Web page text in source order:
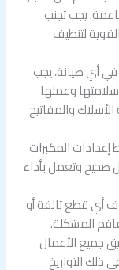
يجب تجنب
لتنظيف
أي صيانة، يجب
وعملها
والمفاتيح
المكبرات
صحيح وتعمل بأداء
أي قطع تالفة أو
المشكلة.
جميع الأعمال
ذلك التواريخ